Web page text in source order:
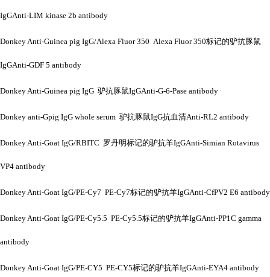
IgGAnti-LIM kinase 2b antibody
Donkey Anti-Guinea pig IgG/Alexa Fluor 350 Alexa Fluor 350标记的驴抗豚鼠
IgGAnti-GDF 5 antibody
Donkey Anti-Guinea pig IgG 驴抗豚鼠IgGAnti-G-6-Pase antibody
Donkey anti-Gpig IgG whole serum 驴抗豚鼠IgG抗血清Anti-RL2 antibody
Donkey Anti-Goat IgG/RBITC 罗丹明标记的驴抗羊IgGAnti-Simian Rotavirus
VP4 antibody
Donkey Anti-Goat IgG/PE-Cy7 PE-Cy7标记的驴抗羊IgGAnti-CfPV2 E6 antibody
Donkey Anti-Goat IgG/PE-Cy5.5 PE-Cy5.5标记的驴抗羊IgGAnti-PP1C gamma
antibody
Donkey Anti-Goat IgG/PE-CY5 PE-CY5标记的驴抗羊IgGAnti-EYA4 antibody